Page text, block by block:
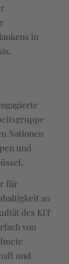
in
Nationen
und
für
an
des KIT
von
und